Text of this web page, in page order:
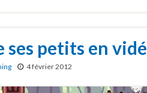
petits en
4 février 2012